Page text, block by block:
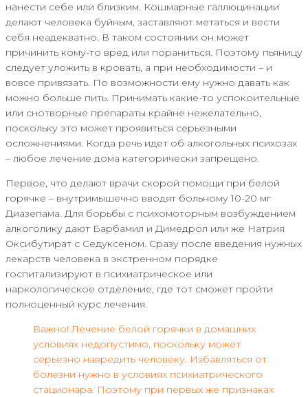
нанести себе или близким. Кошмарные галлюцинации
делают человека буйным, заставляют метаться и вести
себя неадекватно. В таком состоянии он может
причинить кому-то вред или пораниться. Поэтому пьяницу
следует уложить в кровать, а при необходимости – и
вовсе привязать. По возможности ему нужно давать как
можно больше пить. Принимать какие-то успокоительные
или снотворные препараты крайне нежелательно,
поскольку это может проявиться серьезными
осложнениями. Когда речь идет об алкогольных психозах
– любое лечение дома категорически запрещено.
Первое, что делают врачи скорой помощи при белой
горячке – внутримышечно вводят больному 10-20 мг
Диазепама. Для борьбы с психомоторным возбуждением
алкоголику дают Барбамил и Димедрол или же Натрия
Оксибутират с Седуксеном. Сразу после введения нужных
лекарств человека в экстренном порядке
госпитализируют в психиатрическое или
наркологическое отделение, где тот сможет пройти
полноценный курс лечения.
Важно! Лечение белой горячки в домашних
условиях недопустимо, поскольку может
серьезно навредить человеку. Избавляться от
болезни нужно в условиях психиатрического
стационара. Поэтому при первых же признаках